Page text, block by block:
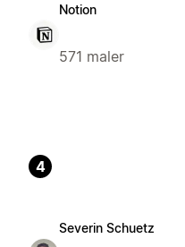
Notion
571 maler
4
Severin Schuetz